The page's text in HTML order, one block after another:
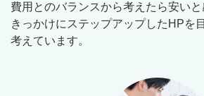
費用とのバランスから考えたら安い
きっかけにステップアップしたHPを
考えています。